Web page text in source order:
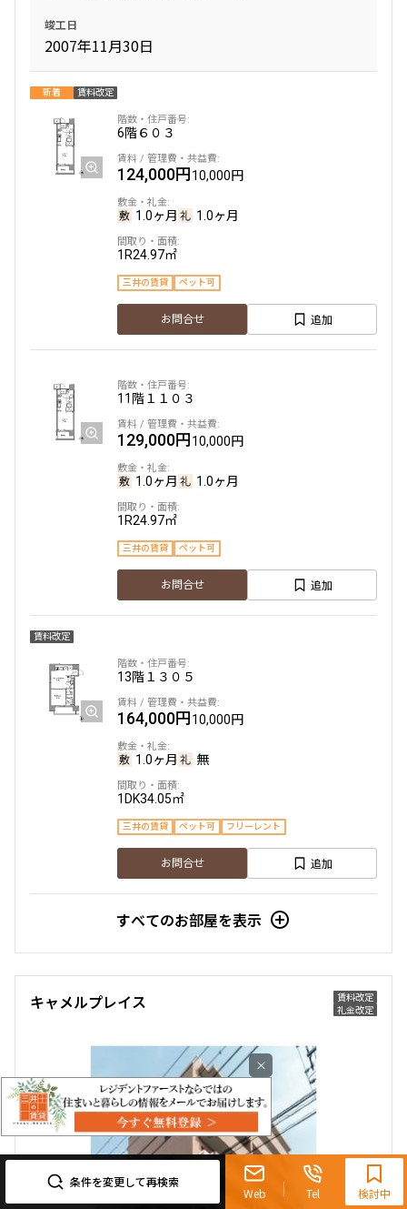
条件を変更して再検索
Web Tel
0120-321-719
9:30~18:00（水曜定休）
検討中
竣工日
2007年11月30日
新着 賃料改定
6階６０３
124,000円10,000円
1.0ヶ月 1.0ヶ月
1R24.97㎡
三井の賃貸 ペット可
お問合せ 追加
11階１１０３
129,000円10,000円
1.0ヶ月 1.0ヶ月
1R24.97㎡
三井の賃貸 ペット可
お問合せ 追加
賃料改定
13階１３０５
164,000円10,000円
1.0ヶ月 無
1DK34.05㎡
三井の賃貸 ペット可 フリーレント
お問合せ 追加
すべてのお部屋を表示
賃料改定
礼金改定
キャメルプレイス
×